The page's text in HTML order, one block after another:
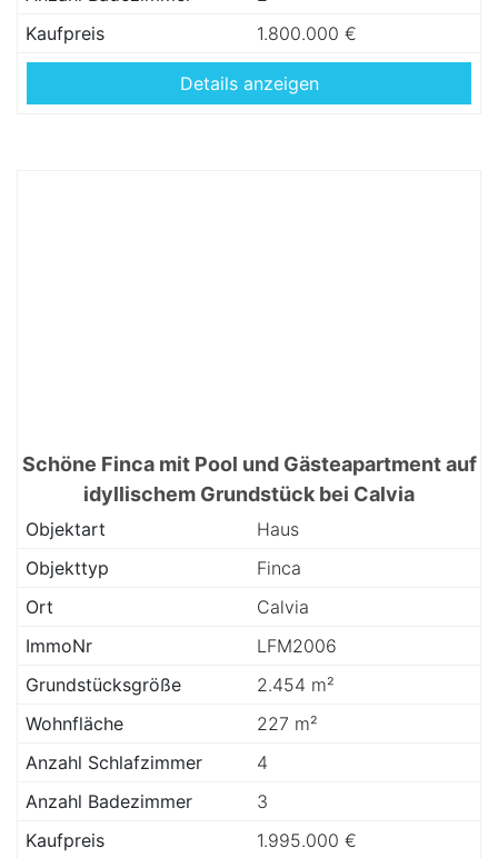
Kaufpreis
1.800.000 €
Details anzeigen
Schöne Finca mit Pool und Gästeapartment auf
idyllischem Grundstück bei Calvia
Objektart
Haus
Objekttyp
Finca
Ort
Calvia
ImmoNr
LFM2006
Grundstücksgröße
2.454 m²
Wohnfläche
227 m²
Anzahl Schlafzimmer
4
Anzahl Badezimmer
3
Kaufpreis
1.995.000 €